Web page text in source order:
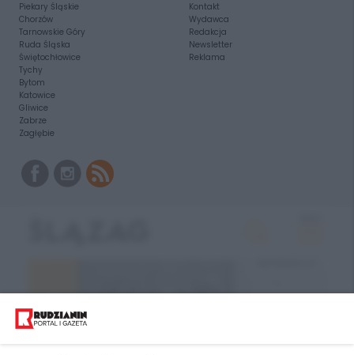
Piekary Śląskie
Chorzów
Tarnowskie Góry
Ruda Śląska
Świętochłowice
Tychy
Bytom
Katowice
Gliwice
Zabrze
Zagłębie
Kontakt
Wydawca
Redakcja
Newsletter
Reklama